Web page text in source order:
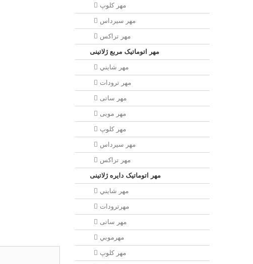
مهر كلوپ
مهر سيرداس
مهر تراکس
مهر اتوماتیک مربع ژلاتینی
مهر شايني
مهر ترودات
مهر سانی
مهر موبی
مهر كلوپ
مهر سيرداس
مهر تراکس
مهر اتوماتیک دايره ژلاتینی
مهر شايني
مهرترودات
مهر سانی
مهرموبي
مهر كلوپ